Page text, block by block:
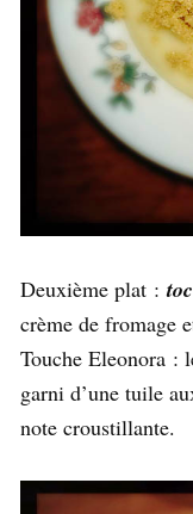
Deuxième plat :
crème de fromage
Touche Eleonora :
garni d’une tuile
note croustillante.